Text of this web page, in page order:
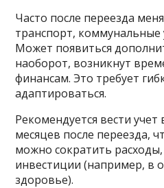
Часто после переезда
транспорт, коммунальные
Может появиться
наоборот, возникнут
финансам. Это требует
адаптироваться.
Рекомендуется вести
месяцев после переезда,
можно сократить
инвестиции (например, в
здоровье).